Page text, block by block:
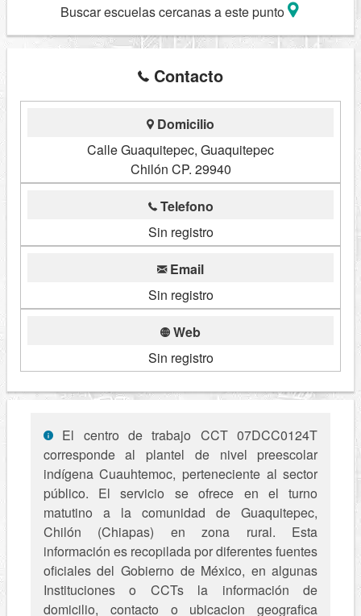
Buscar escuelas cercanas a este punto
Contacto
Domicilio
Calle Guaquitepec, Guaquitepec
Chilón CP. 29940
Telefono
Sin registro
Email
Sin registro
Web
Sin registro
El centro de trabajo CCT 07DCC0124T
corresponde al plantel de nivel preescolar
indígena Cuauhtemoc, perteneciente al sector
público. El servicio se ofrece en el turno
matutino a la comunidad de Guaquitepec,
Chilón (Chiapas) en zona rural. Esta
información es recopilada por diferentes fuentes
oficiales del Gobierno de México, en algunas
Instituciones o CCTs la información de
domicilio, contacto o ubicacion geografica